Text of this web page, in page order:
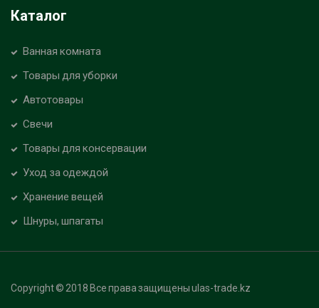
Каталог
Ванная комната
Товары для уборки
Автотовары
Свечи
Товары для консервации
Уход за одеждой
Хранение вещей
Шнуры, шпагаты
Copyright © 2018 Все права защищены ulas-trade.kz